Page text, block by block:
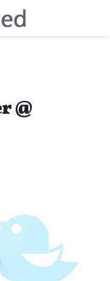
@